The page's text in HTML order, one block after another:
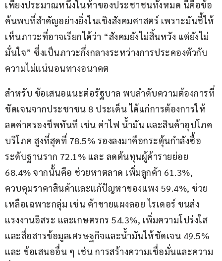
เพียงประมาณหนึ่งในห้าของประชาชนทั้งหมด นี่คือข้อ
ค้นพบที่สำคัญอย่างยิ่งในเชิงสังคมศาสตร์ เพราะมันชี้ให้
เห็นภาวะที่อาจเรียกได้ว่า “สังคมยังไม่สิ้นหวัง แต่ยังไม่
มั่นใจ” ซึ่งเป็นภาวะกึ่งกลางระหว่างการประคองตัวกับ
ความไม่แน่นอนทางอนาคต
สำหรับ ข้อเสนอแนะต่อรัฐบาล พบลำดับความต้องการที่
ชัดเจนจากประชาชน 8 ประเด็น ได้แก่การต้องการให้
ลดค่าครองชีพทันที เช่น ค่าไฟ น้ำมัน และสินค้าอุปโภค
บริโภค สูงที่สุดที่ 78.5% รองลงมาคือกระตุ้นกำลังซื้อ
ระดับฐานราก 72.1% และ ลดต้นทุนผู้ค้ารายย่อย
68.4% จากนั้นคือ ช่วยหาตลาด เพิ่มลูกค้า 61.3%,
ควบคุมราคาสินค้าและแก้ปัญหาของแพง 59.4%, ช่วย
เหลือเฉพาะกลุ่ม เช่น ค้าขายแผงลอย ไรเดอร์ ขนส่ง
แรงงานอิสระ และเกษตรกร 54.3%, เพิ่มความโปร่งใส
และสื่อสารข้อมูลเศรษฐกิจและน้ำมันให้ชัดเจน 49.5%
และ ข้อเสนออื่น ๆ เช่น การสร้างความเชื่อมั่นและความ